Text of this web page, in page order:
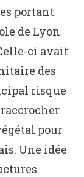
portant
de Lyon
ci avait
des
risque
raccrocher
pour
Une idée